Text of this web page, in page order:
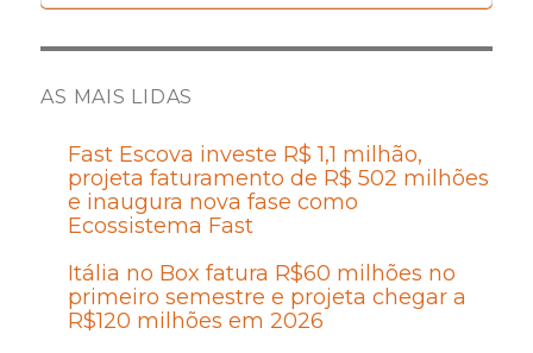
AS MAIS LIDAS
Fast Escova investe R$ 1,1 milhão,
projeta faturamento de R$ 502 milhões
e inaugura nova fase como
Ecossistema Fast
Itália no Box fatura R$60 milhões no
primeiro semestre e projeta chegar a
R$120 milhões em 2026